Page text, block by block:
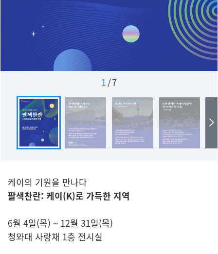
1/7
케이의 기원을 만나다
팔색찬란: 케이(K)로 가득한 지역
6월 4일(목) ~ 12월 31일(목)
청와대 사랑채 1층 전시실